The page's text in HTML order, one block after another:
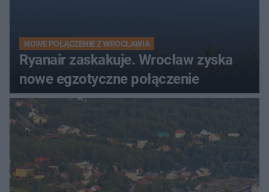
NOWE POŁĄCZENIE Z WROCŁAWIA
Ryanair zaskakuje. Wrocław zyska
nowe egzotyczne połączenie